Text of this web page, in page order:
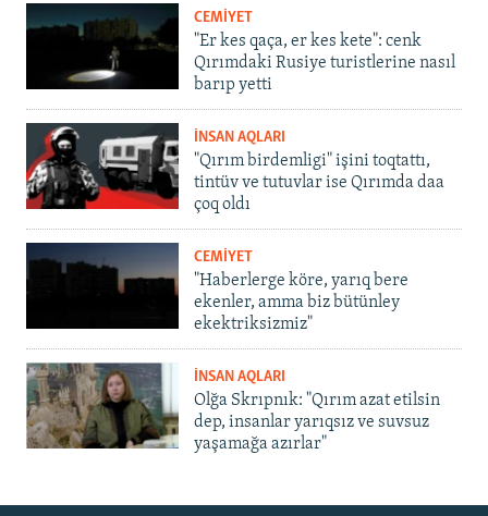
CEMİYET
"Er kes qaça, er kes kete": cenk
Qırımdaki Rusiye turistlerine nasıl
barıp yetti
İNSAN AQLARI
"Qırım birdemligi" işini toqtattı,
tintüv ve tutuvlar ise Qırımda daa
çoq oldı
CEMİYET
"Haberlerge köre, yarıq bere
ekenler, amma biz bütünley
ekektriksizmiz"
İNSAN AQLARI
Olğa Skrıpnık: "Qırım azat etilsin
dep, insanlar yarıqsız ve suvsuz
yaşamağa azırlar"